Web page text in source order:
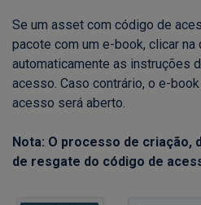
Se um asset com código de
pacote com um e-book, clicar
automaticamente as instruções
acesso. Caso contrário, o e-
acesso será aberto.
Nota: O processo de criação,
de resgate do código de